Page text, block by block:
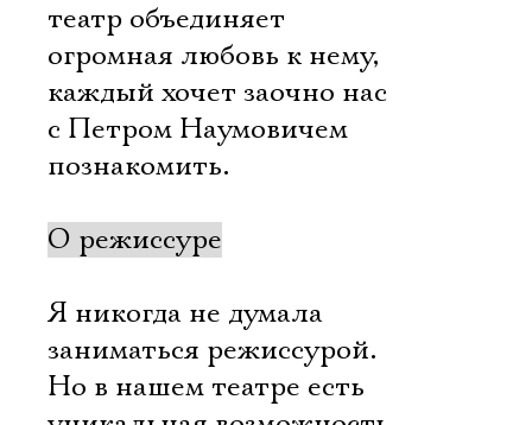
театр объединяет
огромная любовь к нему,
каждый хочет заочно нас
с Петром Наумовичем
познакомить.
О режиссуре
Я никогда не думала
заниматься режиссурой.
Но в нашем театре есть